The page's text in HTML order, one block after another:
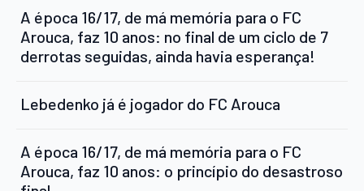
A época 16/17, de má memória para o FC
Arouca, faz 10 anos: no final de um ciclo de 7
derrotas seguidas, ainda havia esperança!
Lebedenko já é jogador do FC Arouca
A época 16/17, de má memória para o FC
Arouca, faz 10 anos: o princípio do desastroso